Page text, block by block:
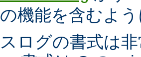
機能を含むよ
ログの書式は